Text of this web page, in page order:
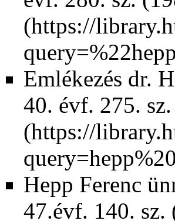
Emlékezés dr.
40. évf. 275.
Hepp Ferenc
47.évf. 140.